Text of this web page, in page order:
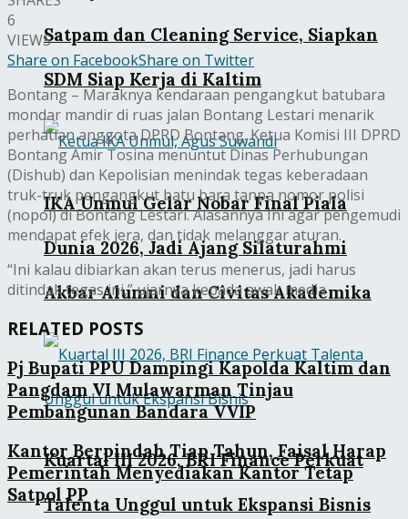
Satpam dan Cleaning Service, Siapkan
SDM Siap Kerja di Kaltim
IKA Unmul Gelar Nobar Final Piala
Dunia 2026, Jadi Ajang Silaturahmi
Akbar Alumni dan Civitas Akademika
Kuartal III 2026, BRI Finance Perkuat
Talenta Unggul untuk Ekspansi Bisnis
6
VIEWS
Share on FacebookShare on Twitter
Bontang – Maraknya kendaraan pengangkut batubara
mondar mandir di ruas jalan Bontang Lestari menarik
perhatian anggota DPRD Bontang. Ketua Komisi III DPRD
Bontang Amir Tosina menuntut Dinas Perhubungan
(Dishub) dan Kepolisian menindak tegas keberadaan
truk-truk pengangkut batu bara tanpa nomor polisi
(nopol) di Bontang Lestari. Alasannya Ini agar pengemudi
mendapat efek jera, dan tidak melanggar aturan.
“Ini kalau dibiarkan akan terus menerus, jadi harus
ditindak tegas ini,” ujarnya kepada awak media
RELATED POSTS
Pj Bupati PPU Dampingi Kapolda Kaltim dan
Pangdam VI Mulawarman Tinjau
Pembangunan Bandara VVIP
Kantor Berpindah Tiap Tahun, Faisal Harap
Pemerintah Menyediakan Kantor Tetap
Satpol PP